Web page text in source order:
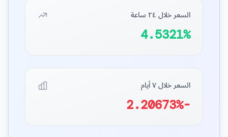
السعر خلال ٢٤ ساعة
4.5321%
السعر خلال ٧ أيام
-2.20673%